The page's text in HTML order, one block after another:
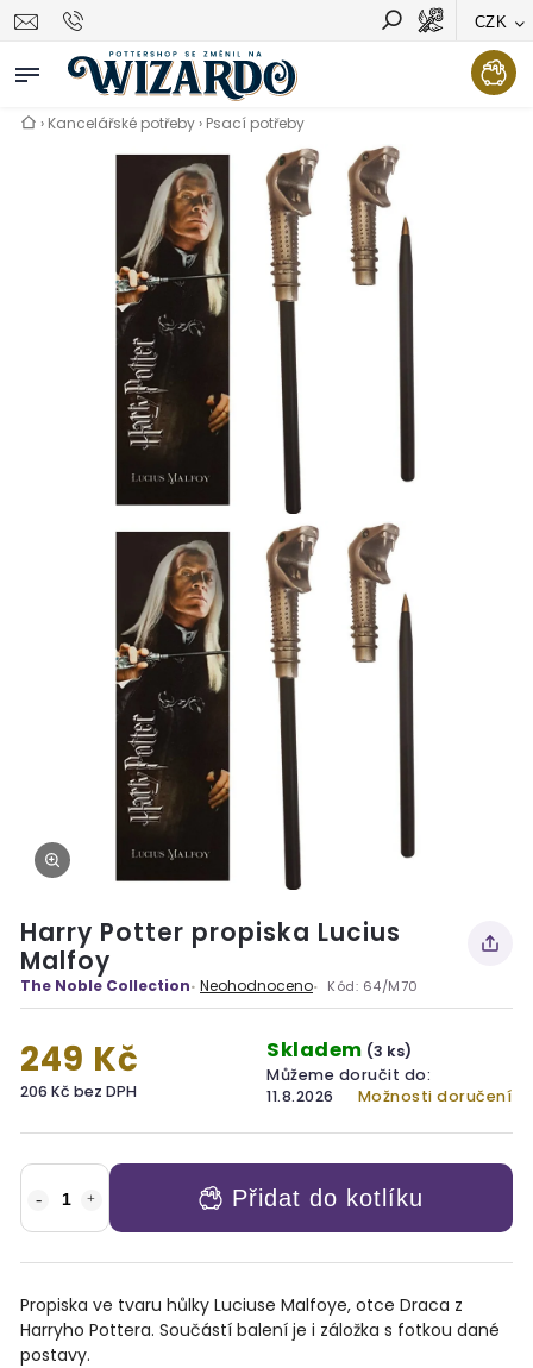
CZK
Vyhledávání Hledat
› Kancelářské potřeby › Psací potřeby
Harry Potter propiska Lucius
Malfoy
The Noble Collection Neohodnoceno Kód: 64/M70
249 Kč
206 Kč bez DPH
Skladem (3 ks)
Můžeme doručit do:
11.8.2026
Možnosti doručení
Přidat do kotlíku
Propiska ve tvaru hůlky Luciuse Malfoye, otce Draca z
Harryho Pottera. Součástí balení je i záložka s fotkou dané
postavy.